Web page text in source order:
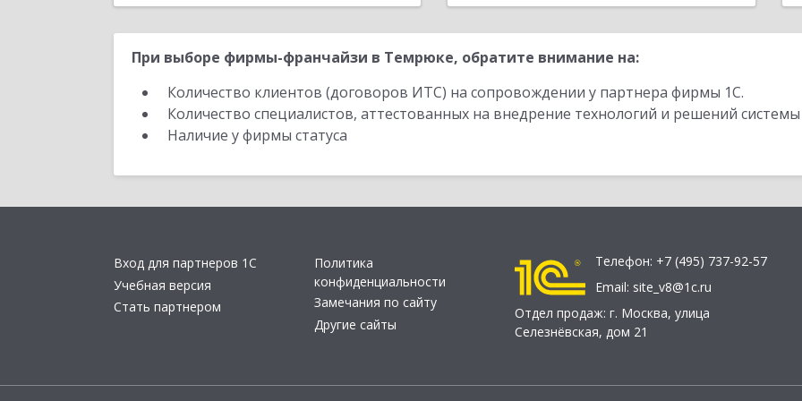
При выборе фирмы-франчайзи в Темрюке, обратите внимание на:
Количество клиентов (договоров ИТС) на сопровождении у партнера фирмы 1С.
Количество специалистов, аттестованных на внедрение технологий и решений
Наличие у фирмы статуса
Вход для партнеров 1С
Учебная версия
Стать партнером
Политика
конфиденциальности
Замечания по сайту
Другие сайты
Телефон: +7 (495) 737-92-57
Email: site_v8@1c.ru
Отдел продаж: г. Москва, улица
Селезнёвская, дом 21